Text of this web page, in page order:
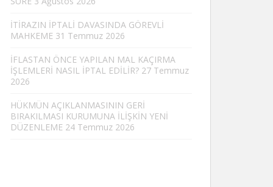
İTİRAZIN İPTALİ DAVASINDA GÖREVLİ
MAHKEME 31 Temmuz 2026
İFLASTAN ÖNCE YAPILAN MAL KAÇIRMA
İŞLEMLERİ NASIL İPTAL EDİLİR? 27 Temmuz
2026
HÜKMÜN AÇIKLANMASININ GERİ
BIRAKILMASI KURUMUNA İLİŞKİN YENİ
DÜZENLEME 24 Temmuz 2026